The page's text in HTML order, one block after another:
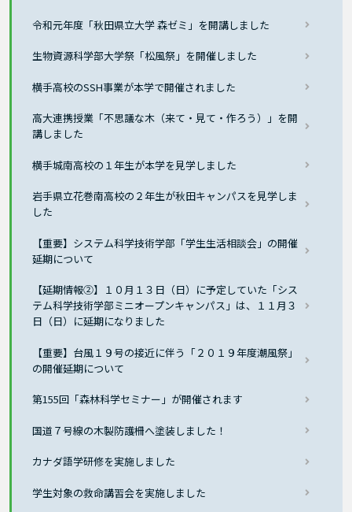
令和元年度「秋田県立大学 森ゼミ」を開講しました
生物資源科学部大学祭「松風祭」を開催しました
横手高校のSSH事業が本学で開催されました
高大連携授業「不思議な木（来て・見て・作ろう）」を開
講しました
横手城南高校の１年生が本学を見学しました
岩手県立花巻南高校の２年生が秋田キャンパスを見学しま
した
【重要】システム科学技術学部「学生生活相談会」の開催
延期について
【延期情報②】１０月１３日（日）に予定していた「シス
テム科学技術学部ミニオープンキャンパス」は、１１月３
日（日）に延期になりました
【重要】台風１９号の接近に伴う「２０１９年度潮風祭」
の開催延期について
第155回「森林科学セミナー」が開催されます
国道７号線の木製防護柵へ塗装しました！
カナダ語学研修を実施しました
学生対象の救命講習会を実施しました